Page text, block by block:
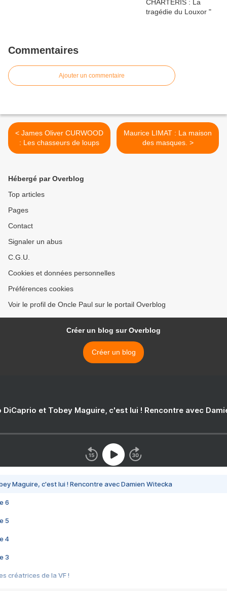
Commentaires
Ajouter un commentaire
< James Oliver CURWOOD
: Les chasseurs de loups
Maurice LIMAT : La maison
des masques. >
Hébergé par Overblog
Top articles
Pages
Contact
Signaler un abus
C.G.U.
Cookies et données personnelles
Préférences cookies
Voir le profil de Oncle Paul sur le portail Overblog
Créer un blog sur Overblog
Créer un blog
DiCaprio et Tobey Maguire, c'est lui ! Rencontre avec
Maguire, c'est lui ! Rencontre avec Damien Witecka
6
5
4
3
créatrices de la VF !